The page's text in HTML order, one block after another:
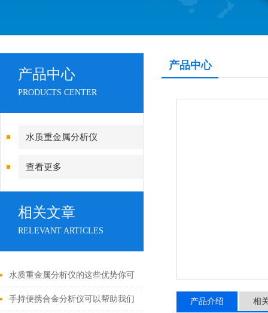
产品中心
PRODUCTS CENTER
水质重金属分析仪
查看更多
相关文章
RELEVANT ARTICLES
水质重金属分析仪的这些优势你可
都知道？
手持便携合金分析仪可以帮助我们
产品中心
产品介绍 相